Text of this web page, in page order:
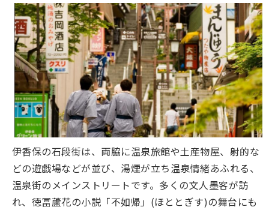
伊香保の石段街は、両脇に温泉旅館や土産物屋、射的な
どの遊戯場などが並び、湯煙が立ち温泉情緒あふれる、
温泉街のメインストリートです。多くの文人墨客が訪
れ、徳冨蘆花の小説「不如帰」(ほととぎす)の舞台にも